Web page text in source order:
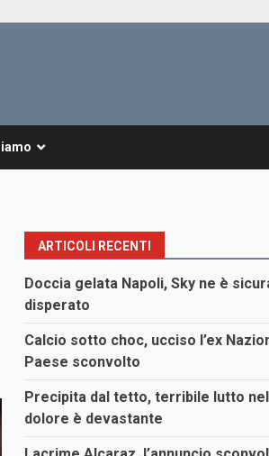
ARTICOLI RECENTI
Doccia gelata Napoli, Sky ne è
disperato
Calcio sotto choc, ucciso l’ex
Paese sconvolto
Precipita dal tetto, terribile lutto
dolore è devastante